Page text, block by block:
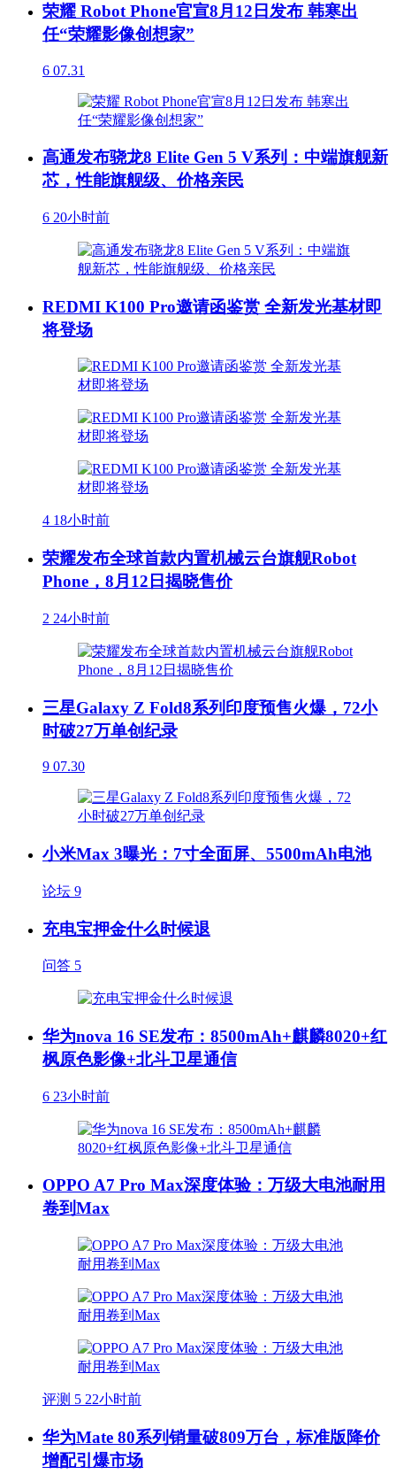
荣耀 Robot Phone官宣8月12日发布 韩寒出
任“荣耀影像创想家”
6 07.31
高通发布骁龙8 Elite Gen 5 V系列：中端旗舰新
芯，性能旗舰级、价格亲民
6 20小时前
REDMI K100 Pro邀请函鉴赏 全新发光基材即
将登场
4 18小时前
荣耀发布全球首款内置机械云台旗舰Robot
Phone，8月12日揭晓售价
2 24小时前
三星Galaxy Z Fold8系列印度预售火爆，72小
时破27万单创纪录
9 07.30
小米Max 3曝光：7寸全面屏、5500mAh电池
论坛 9
充电宝押金什么时候退
问答 5
华为nova 16 SE发布：8500mAh+麒麟8020+红
枫原色影像+北斗卫星通信
6 23小时前
OPPO A7 Pro Max深度体验：万级大电池耐用
卷到Max
评测 5 22小时前
华为Mate 80系列销量破809万台，标准版降价
增配引爆市场